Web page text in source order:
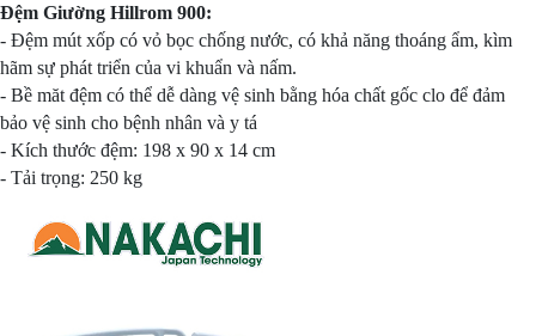
Đệm Giường Hillrom 900:
- Đệm mút xốp có vỏ bọc chống nước, có khả năng thoáng ẩm, kìm
hãm sự phát triển của vi khuẩn và nấm.
- Bề măt đệm có thể dễ dàng vệ sinh bằng hóa chất gốc clo để đảm
bảo vệ sinh cho bệnh nhân và y tá
- Kích thước đệm: 198 x 90 x 14 cm
- Tải trọng: 250 kg